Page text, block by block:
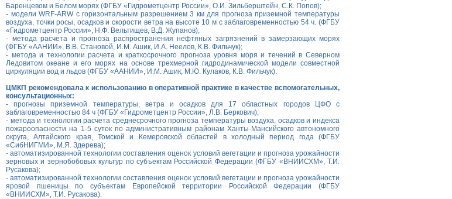
Баренцевом и Белом морях (ФГБУ «Гидрометцентр России», О.И. Зильберштейн, С.К. Попов);
- модели WRF-ARW с горизонтальным разрешением 3 км для прогноза приземной температуры
воздуха, точки росы, осадков и скорости ветра на высоте 10 м с заблаговременностью 54 ч. (ФГБУ
«Гидрометцентр России», Н.Ф. Вельтищев, В.Д. Жупанов);
- метода расчета и прогноза распространения нефтяных загрязнений в замерзающих морях
(ФГБУ «ААНИИ», В.В. Становой, И.М. Ашик, И.А. Неелов, К.В. Фильчук);
- метода и технологии расчета и краткосрочного прогноза уровня моря и течений в Северном
Ледовитом океане и его морях на основе трехмерной гидродинамической модели совместной
циркуляции вод и льдов (ФГБУ «ААНИИ», И.М. Ашик, М.Ю. Кулаков, К.В. Фильчук).
ЦМКП рекомендовала к использованию в оперативной практике в качестве вспомогательных,
консультационных:
- прогнозы приземной температуры, ветра и осадков для 17 областных городов ЦФО с
заблаговременностью 84 ч (ФГБУ «Гидрометцентр России», Л.В. Беркович);
- метода и технологии расчета среднесрочного прогноза температуры воздуха, осадков и индекса
пожароопасности на 1-5 суток по административным районам Ханты-Мансийского автономного
округа, Алтайского края, Томской и Кемеровской областей в холодный период года (ФГБУ
«СибНИГМИ», М.Я. Здерева);
- автоматизированной технологии составления оценок условий вегетации и прогноза урожайности
зерновых и зернобобовых культур по субъектам Российской Федерации (ФГБУ «ВНИИСХМ», Т.И.
Русакова);
- автоматизированной технологии составления оценок условий вегетации и прогноза урожайности
яровой пшеницы по субъектам Европейской территории Российской Федерации (ФГБУ
«ВНИИСХМ», Т.И. Русакова).